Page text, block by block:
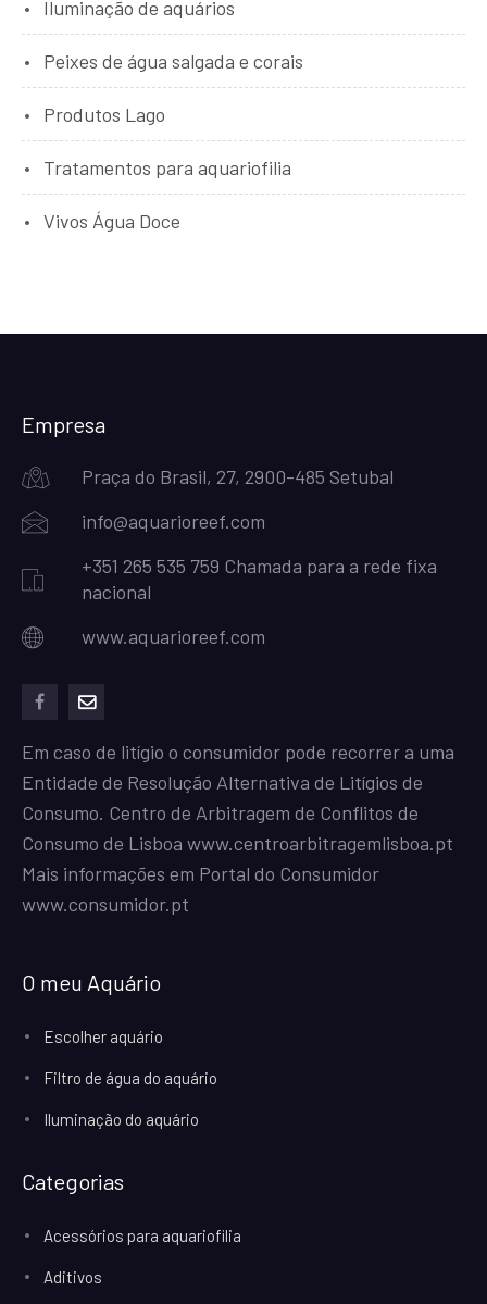
Iluminação de aquários
Peixes de água salgada e corais
Produtos Lago
Tratamentos para aquariofilia
Vivos Água Doce
Empresa
Praça do Brasil, 27, 2900-485 Setubal
info@aquarioreef.com
+351 265 535 759 Chamada para a rede fixa
nacional
www.aquarioreef.com
Em caso de litígio o consumidor pode recorrer a uma
Entidade de Resolução Alternativa de Litígios de
Consumo. Centro de Arbitragem de Conflitos de
Consumo de Lisboa www.centroarbitragemlisboa.pt
Mais informações em Portal do Consumidor
www.consumidor.pt
O meu Aquário
Escolher aquário
Filtro de água do aquário
Iluminação do aquário
Categorias
Acessórios para aquariofilia
Aditivos